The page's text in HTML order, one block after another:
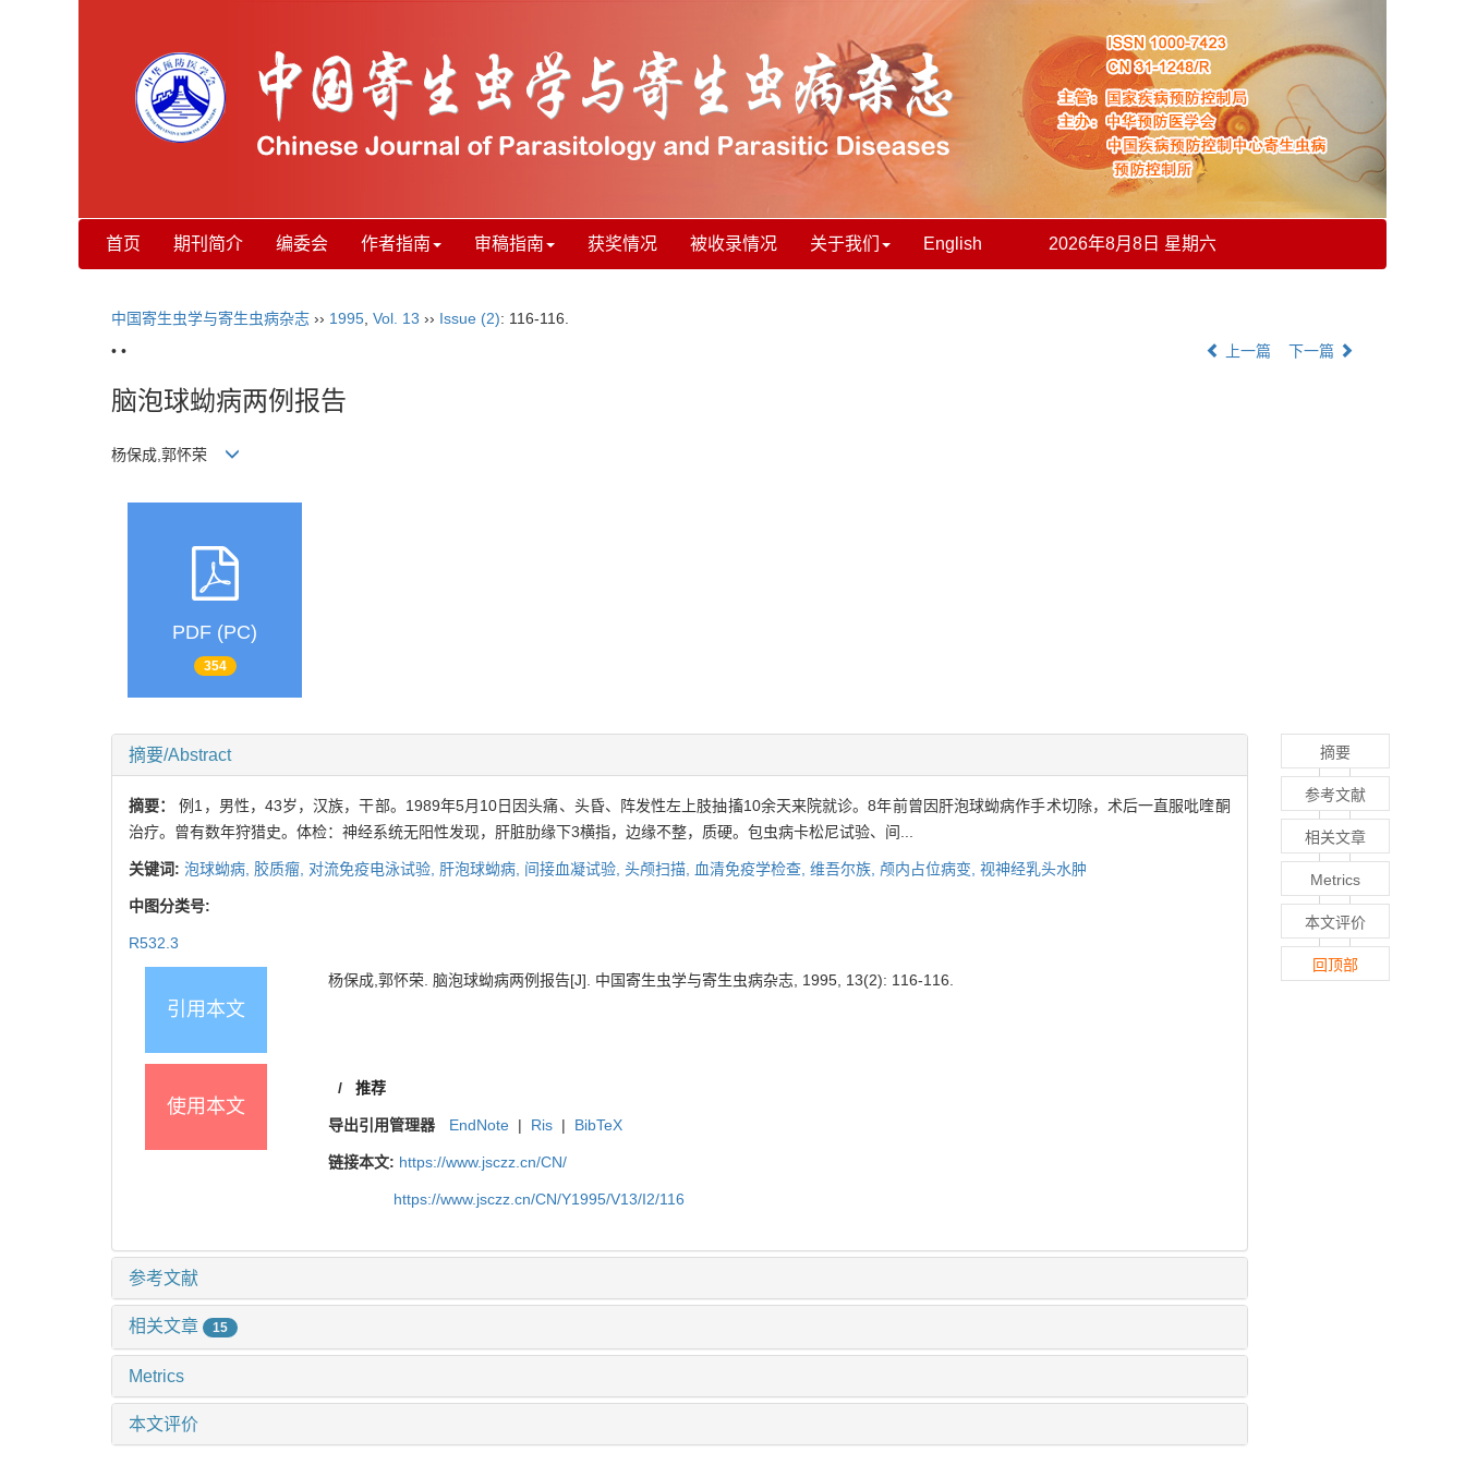
首页 期刊简介 编委会 作者指南 审稿指南 获奖情况 被收录情况 关于我们 English 2026年8月8日 星期六
中国寄生虫学与寄生虫病杂志 ›› 1995 Vol. 13 ›› Issue (2): 116-116.
• •
上一篇 下一篇
脑泡球蚴病两例报告
杨保成,郭怀荣
PDF (PC)
354
摘要/Abstract
摘要：例1，男性，43岁，汉族，干部。1989年5月10日因头痛、头昏、阵发性左上肢抽搐10余天来院就诊。8年前曾因肝泡球蚴病作手术切除，术后一直服吡喹酮
治疗。曾有数年狩猎史。体检：神经系统无阳性发现，肝脏肋缘下3横指，边缘不整，质硬。包虫病卡松尼试验、间...
关键词: 泡球蚴病, 胶质瘤, 对流免疫电泳试验, 肝泡球蚴病, 间接血凝试验, 头颅扫描, 血清免疫学检查, 维吾尔族, 颅内占位病变, 视神经乳头水肿
中图分类号:
R532.3
引用本文
杨保成,郭怀荣. 脑泡球蚴病两例报告[J]. 中国寄生虫学与寄生虫病杂志, 1995, 13(2): 116-116.
使用本文
/ 推荐
导出引用管理器 EndNote | Ris | BibTeX
链接本文: https://www.jsczz.cn/CN/
https://www.jsczz.cn/CN/Y1995/V13/I2/116
参考文献
相关文章 15
Metrics
本文评价
摘要
参考文献
相关文章
Metrics
本文评价
回顶部